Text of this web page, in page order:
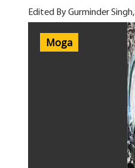
Edited By Gurminder Singh,
Moga